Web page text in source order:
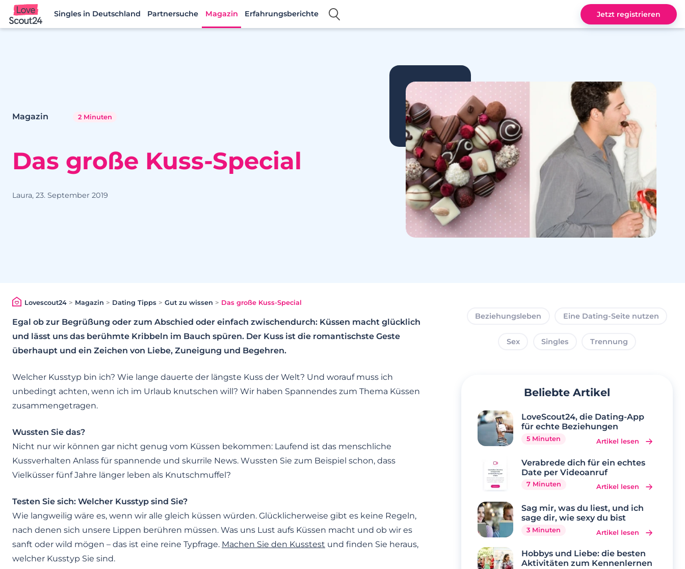
Lovescout24
Singles in Deutschland Partnersuche Magazin Erfahrungsberichte Jetzt registrieren
Magazin 2 Minuten
Das große Kuss-Special
Laura, 23. September 2019
Lovescout24> Magazin > Dating Tipps > Gut zu wissen > Das große Kuss-Special
Egal ob zur Begrüßung oder zum Abschied oder einfach zwischendurch: Küssen macht glücklich
und lässt uns das berühmte Kribbeln im Bauch spüren. Der Kuss ist die romantischste Geste
überhaupt und ein Zeichen von Liebe, Zuneigung und Begehren.
Welcher Kusstyp bin ich? Wie lange dauerte der längste Kuss der Welt? Und worauf muss ich
unbedingt achten, wenn ich im Urlaub knutschen will? Wir haben Spannendes zum Thema Küssen
zusammengetragen.
Wussten Sie das?
Nicht nur wir können gar nicht genug vom Küssen bekommen: Laufend ist das menschliche
Kussverhalten Anlass für spannende und skurrile News. Wussten Sie zum Beispiel schon, dass
Vielküsser fünf Jahre länger leben als Knutschmuffel?
Testen Sie sich: Welcher Kusstyp sind Sie?
Wie langweilig wäre es, wenn wir alle gleich küssen würden. Glücklicherweise gibt es keine Regeln,
nach denen sich unsere Lippen berühren müssen. Was uns Lust aufs Küssen macht und ob wir es
sanft oder wild mögen – das ist eine reine Typfrage. Machen Sie den Kusstest und finden Sie heraus,
welcher Kusstyp Sie sind.
Beziehungsleben Eine Dating-Seite nutzen
Sex Singles Trennung
Beliebte Artikel
LoveScout24, die Dating-App
für echte Beziehungen
5 Minuten Artikel lesen
Verabrede dich für ein echtes
Date per Videoanruf
7 Minuten Artikel lesen
Sag mir, was du liest, und ich
sage dir, wie sexy du bist
3 Minuten Artikel lesen
Hobbys und Liebe: die besten
Aktivitäten zum Kennenlernen